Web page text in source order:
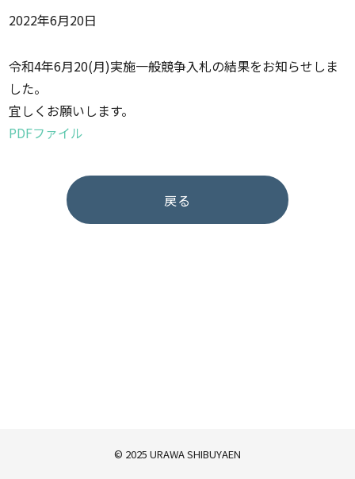
2022年6月20日
令和4年6月20(月)実施一般競争入札の結果をお知らせしま
した。
宜しくお願いします。
PDFファイル
戻る
© 2025 URAWA SHIBUYAEN